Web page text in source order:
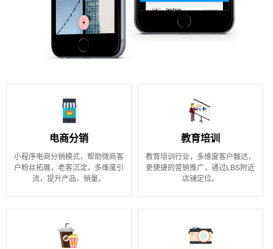
电商分销
小程序电商分销模式，帮助微商客
户粉丝拓展，老客沉淀，多维度引
流，提升产品，销量。
教育培训
教育培训行业，多维度客户触达，
更便捷的营销推广，通过LBS附近
店铺定位。